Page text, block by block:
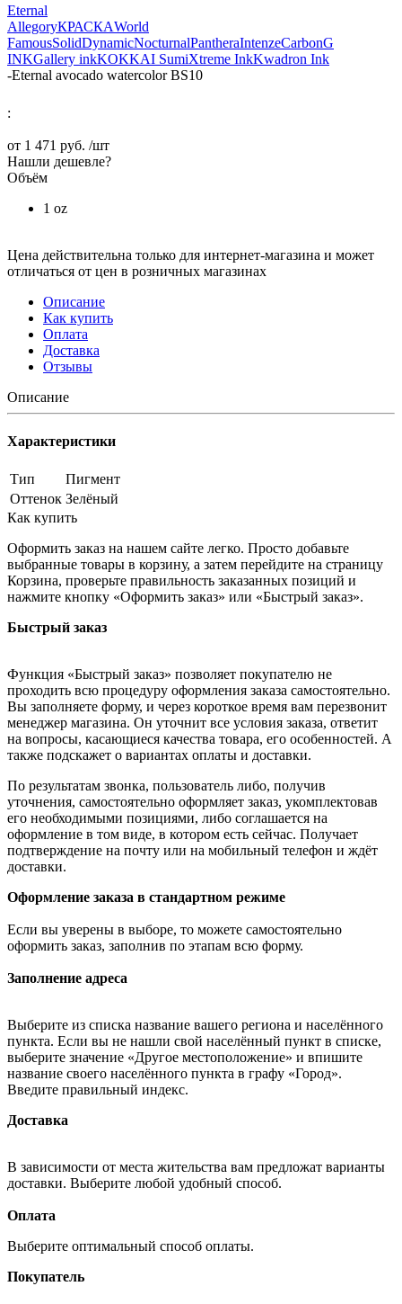
Eternal
AllegoryКРАСКАWorld
FamousSolidDynamicNocturnalPantheraIntenzeCarbonG
INKGallery inkKOKKAI SumiXtreme InkKwadron Ink
-Eternal avocado watercolor BS10
:
от 1 471 руб. /шт
Нашли дешевле?
Объём
1 oz
Цена действительна только для интернет-магазина и может
отличаться от цен в розничных магазинах
Описание
Как купить
Оплата
Доставка
Отзывы
Описание
Характеристики
Тип
Пигмент
Оттенок Зелёный
Как купить
Оформить заказ на нашем сайте легко. Просто добавьте
выбранные товары в корзину, а затем перейдите на страницу
Корзина, проверьте правильность заказанных позиций и
нажмите кнопку «Оформить заказ» или «Быстрый заказ».
Быстрый заказ
Функция «Быстрый заказ» позволяет покупателю не
проходить всю процедуру оформления заказа самостоятельно.
Вы заполняете форму, и через короткое время вам перезвонит
менеджер магазина. Он уточнит все условия заказа, ответит
на вопросы, касающиеся качества товара, его особенностей. А
также подскажет о вариантах оплаты и доставки.
По результатам звонка, пользователь либо, получив
уточнения, самостоятельно оформляет заказ, укомплектовав
его необходимыми позициями, либо соглашается на
оформление в том виде, в котором есть сейчас. Получает
подтверждение на почту или на мобильный телефон и ждёт
доставки.
Оформление заказа в стандартном режиме
Если вы уверены в выборе, то можете самостоятельно
оформить заказ, заполнив по этапам всю форму.
Заполнение адреса
Выберите из списка название вашего региона и населённого
пункта. Если вы не нашли свой населённый пункт в списке,
выберите значение «Другое местоположение» и впишите
название своего населённого пункта в графу «Город».
Введите правильный индекс.
Доставка
В зависимости от места жительства вам предложат варианты
доставки. Выберите любой удобный способ.
Оплата
Выберите оптимальный способ оплаты.
Покупатель